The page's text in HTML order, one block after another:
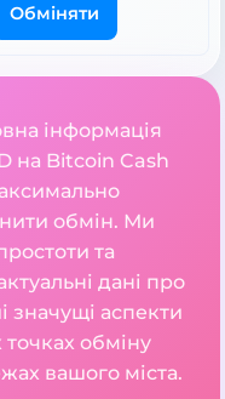
Обміняти
інформація
на Bitcoin Cash
обмін. Ми
та
дані про
значущі аспекти
обміну
вашого міста.